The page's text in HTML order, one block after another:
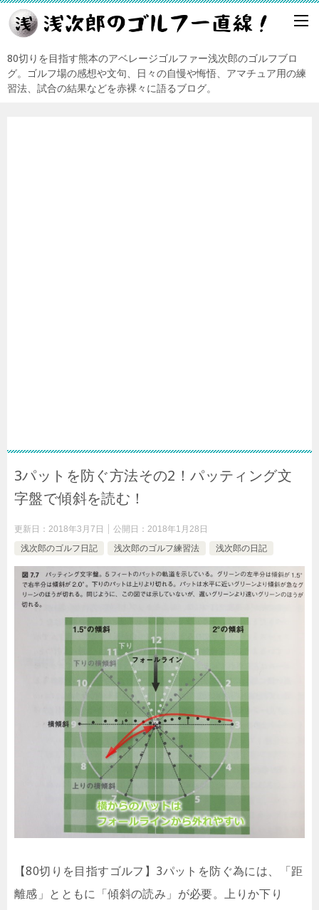
80切りを目指す熊本のアベレージゴルファー浅次郎のゴルフブロ
グ。ゴルフ場の感想や文句、日々の自慢や悔悟、アマチュア用の練
習法、試合の結果などを赤裸々に語るブログ。
3パットを防ぐ方法その2！パッティング文
字盤で傾斜を読む！
更新日： 2018年3月7日 公開日： 2018年1月28日
浅次郎のゴルフ日記
浅次郎のゴルフ練習法 浅次郎の日記
【80切りを目指すゴルフ】3パットを防ぐ為には、「距
離感」とともに「傾斜の読み」が必要。上りか下り